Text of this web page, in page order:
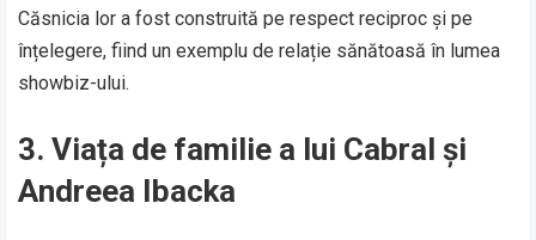
Căsnicia lor a fost construită pe respect reciproc și pe
înțelegere, fiind un exemplu de relație sănătoasă în lumea
showbiz-ului.
3.Viața de familie a lui Cabral și
Andreea Ibacka